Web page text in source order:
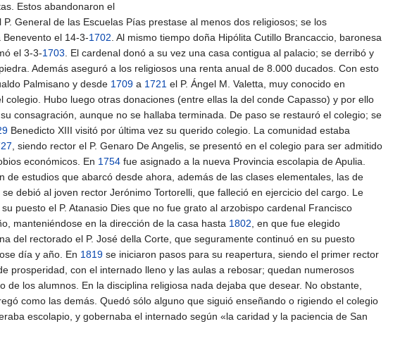
Estos abandonaron el
General de las Escuelas Pías prestase al menos dos religiosos; se los
Benevento el 14-3-1702. Al mismo tiempo doña Hipólita Cutillo Brancaccio, baronesa
el 3-3-1703. El cardenal donó a su vez una casa contigua al palacio; se derribó y
Además aseguró a los religiosos una renta anual de 8.000 ducados. Con esto
Palmisano y desde 1709 a 1721 el P. Ángel M. Valetta, muy conocido en
Hubo luego otras donaciones (entre ellas la del conde Capasso) y por ello
consagración, aunque no se hallaba terminada. De paso se restauró el colegio; se
Benedicto XIII visitó por última vez su querido colegio. La comunidad estaba
, siendo rector el P. Genaro De Angelis, se presentó en el colegio para ser admitido
económicos. En 1754 fue asignado a la nueva Provincia escolapia de Apulia.
estudios que abarcó desde ahora, además de las clases elementales, las de
debió al joven rector Jerónimo Tortorelli, que falleció en ejercicio del cargo. Le
su puesto el P. Atanasio Dies que no fue grato al arzobispo cardenal Francisco
manteniéndose en la dirección de la casa hasta 1802, en que fue elegido
del rectorado el P. José della Corte, que seguramente continuó en su puesto
día y año. En 1819 se iniciaron pasos para su reapertura, siendo el primer rector
prosperidad, con el internado lleno y las aulas a rebosar; quedan numerosos
los alumnos. En la disciplina religiosa nada dejaba que desear. No obstante,
como las demás. Quedó sólo alguno que siguió enseñando o rigiendo el colegio
escolapio, y gobernaba el internado según «la caridad y la paciencia de San